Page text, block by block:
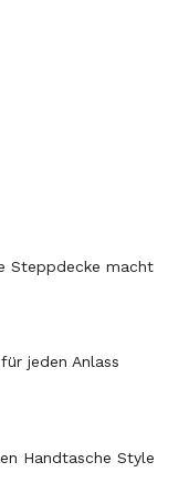
Steppdecke macht
jeden Anlass
Handtasche Style